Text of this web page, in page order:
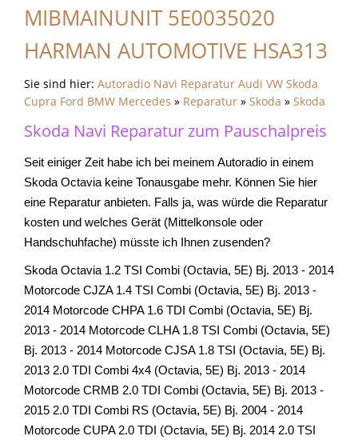
MIBMAINUNIT 5E0035020
HARMAN AUTOMOTIVE HSA313
Sie sind hier: Autoradio Navi Reparatur Audi VW Skoda
Cupra Ford BMW Mercedes » Reparatur » Skoda » Skoda
Skoda Navi Reparatur zum Pauschalpreis
Seit einiger Zeit habe ich bei meinem Autoradio in einem
Skoda Octavia keine Tonausgabe mehr. Können Sie hier
eine Reparatur anbieten. Falls ja, was würde die Reparatur
kosten und welches Gerät (Mittelkonsole oder
Handschuhfache) müsste ich Ihnen zusenden?
Skoda Octavia 1.2 TSI Combi (Octavia, 5E) Bj. 2013 - 2014
Motorcode CJZA 1.4 TSI Combi (Octavia, 5E) Bj. 2013 -
2014 Motorcode CHPA 1.6 TDI Combi (Octavia, 5E) Bj.
2013 - 2014 Motorcode CLHA 1.8 TSI Combi (Octavia, 5E)
Bj. 2013 - 2014 Motorcode CJSA 1.8 TSI (Octavia, 5E) Bj.
2013 2.0 TDI Combi 4x4 (Octavia, 5E) Bj. 2013 - 2014
Motorcode CRMB 2.0 TDI Combi (Octavia, 5E) Bj. 2013 -
2015 2.0 TDI Combi RS (Octavia, 5E) Bj. 2004 - 2014
Motorcode CUPA 2.0 TDI (Octavia, 5E) Bj. 2014 2.0 TSI